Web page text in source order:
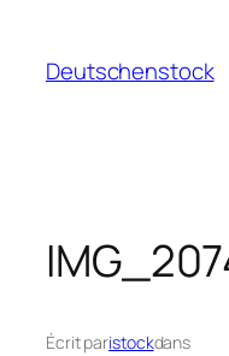
contenu
Deutschenstock
Écrit paristockdans